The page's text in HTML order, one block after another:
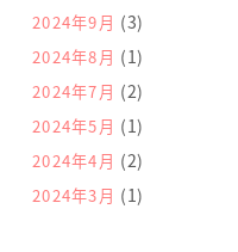
2024年9月 (3)
2024年8月 (1)
2024年7月 (2)
2024年5月 (1)
2024年4月 (2)
2024年3月 (1)